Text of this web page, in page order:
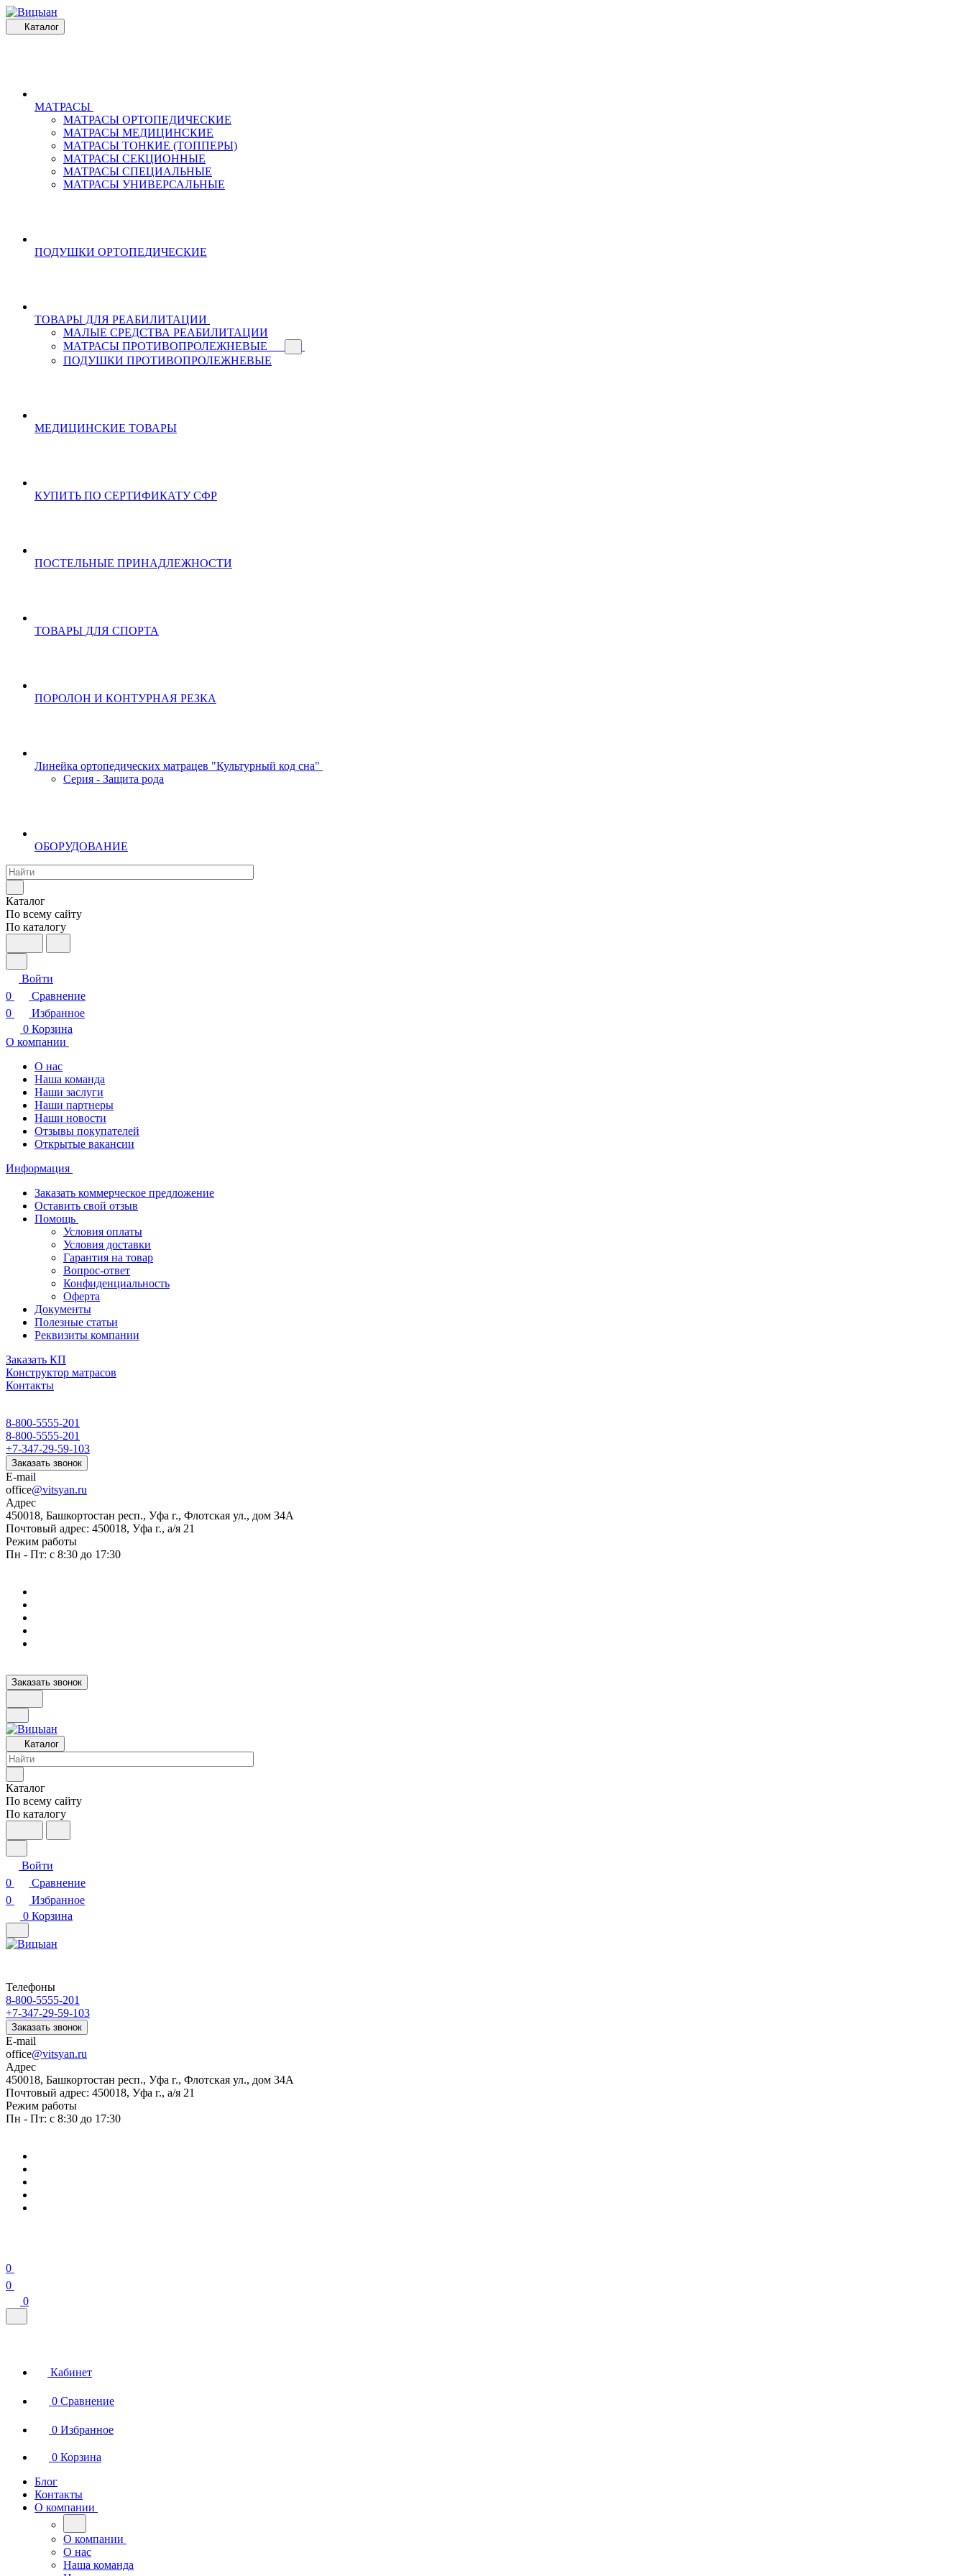
Каталог
МАТРАСЫ
МАТРАСЫ ОРТОПЕДИЧЕСКИЕ
МАТРАСЫ МЕДИЦИНСКИЕ
МАТРАСЫ ТОНКИЕ (ТОППЕРЫ)
МАТРАСЫ СЕКЦИОННЫЕ
МАТРАСЫ СПЕЦИАЛЬНЫЕ
МАТРАСЫ УНИВЕРСАЛЬНЫЕ
ПОДУШКИ ОРТОПЕДИЧЕСКИЕ
ТОВАРЫ ДЛЯ РЕАБИЛИТАЦИИ
МАЛЫЕ СРЕДСТВА РЕАБИЛИТАЦИИ
МАТРАСЫ ПРОТИВОПРОЛЕЖНЕВЫЕ
ПОДУШКИ ПРОТИВОПРОЛЕЖНЕВЫЕ
МЕДИЦИНСКИЕ ТОВАРЫ
КУПИТЬ ПО СЕРТИФИКАТУ СФР
ПОСТЕЛЬНЫЕ ПРИНАДЛЕЖНОСТИ
ТОВАРЫ ДЛЯ СПОРТА
ПОРОЛОН И КОНТУРНАЯ РЕЗКА
Линейка ортопедических матрацев "Культурный код сна"
Серия - Защита рода
ОБОРУДОВАНИЕ
Каталог
По всему сайту
По каталогу
Войти
0
Сравнение
0
Избранное
0 Корзина
О компании
О нас
Наша команда
Наши заслуги
Наши партнеры
Наши новости
Отзывы покупателей
Открытые вакансии
Информация
Заказать коммерческое предложение
Оставить свой отзыв
Помощь
Условия оплаты
Условия доставки
Гарантия на товар
Вопрос-ответ
Конфиденциальность
Оферта
Документы
Полезные статьи
Реквизиты компании
Заказать КП
Конструктор матрасов
Контакты
8-800-5555-201
8-800-5555-201
+7-347-29-59-103
Заказать звонок
E-mail
office@vitsyan.ru
Адрес
450018, Башкортостан респ., Уфа г., Флотская ул., дом 34А
Почтовый адрес: 450018, Уфа г., а/я 21
Режим работы
Пн - Пт: с 8:30 до 17:30
Заказать звонок
Каталог
Каталог
По всему сайту
По каталогу
Войти
0
Сравнение
0
Избранное
0 Корзина
Телефоны
8-800-5555-201
+7-347-29-59-103
Заказать звонок
E-mail
office@vitsyan.ru
Адрес
450018, Башкортостан респ., Уфа г., Флотская ул., дом 34А
Почтовый адрес: 450018, Уфа г., а/я 21
Режим работы
Пн - Пт: с 8:30 до 17:30
0
0
0
Кабинет
0 Сравнение
0 Избранное
0 Корзина
Блог
Контакты
О компании
О компании
О нас
Наша команда